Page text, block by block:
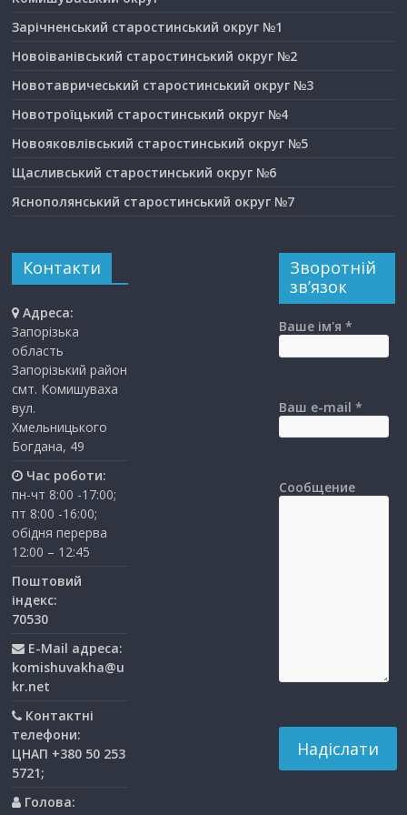
Зарічненський старостинський округ №1
Новоіванівський старостинський округ №2
Новотавричеський старостинський округ №3
Новотроїцький старостинський округ №4
Новояковлівський старостинський округ №5
Щасливський старостинський округ №6
Яснополянський старостинський округ №7
Контакти
Адреса:
Запорізька
область
Запорізький район
смт. Комишуваха
вул.
Хмельницького
Богдана, 49
Час роботи:
пн-чт 8:00 -17:00;
пт 8:00 -16:00;
обідня перерва
12:00 – 12:45
Поштовий
індекс:
70530
E-Mail адреса:
komishuvakha@u
kr.net
Контактні
телефони:
ЦНАП +380 50 253
5721;
Голова:
Зворотній
зв’язок
Ваше ім'я *
Ваш e-mail *
Сообщение